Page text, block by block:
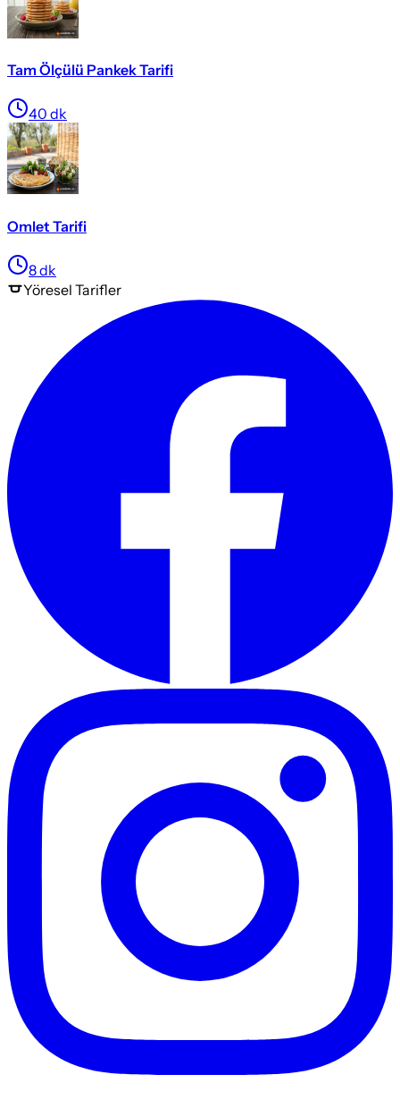
Tam Ölçülü Pankek Tarifi
40 dk
Omlet Tarifi
8dk
Yöresel Tarifler